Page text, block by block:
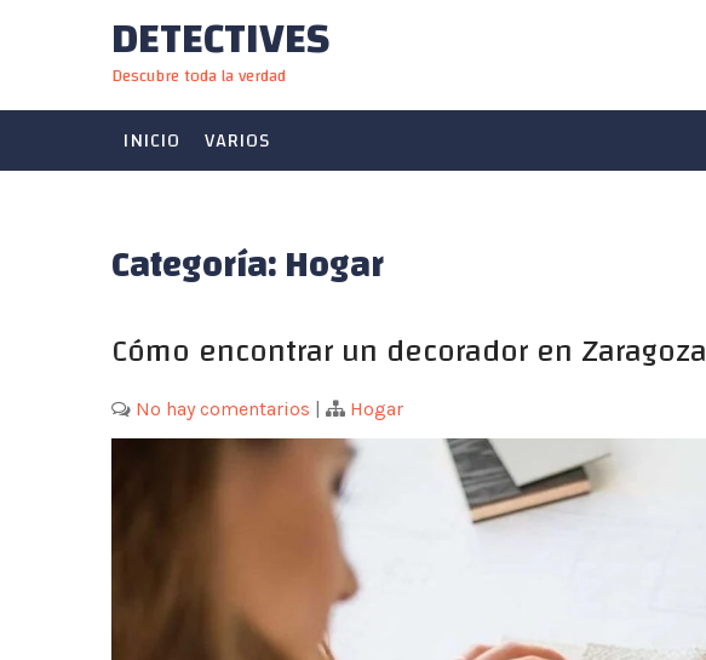
DETECTIVES
Descubre toda la verdad
INICIO VARIOS
Categoría:Hogar
Cómo encontrar un decorador en Zaragoza
No hay comentarios | Hogar